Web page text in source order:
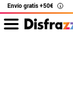
Envío gratis +50€ i